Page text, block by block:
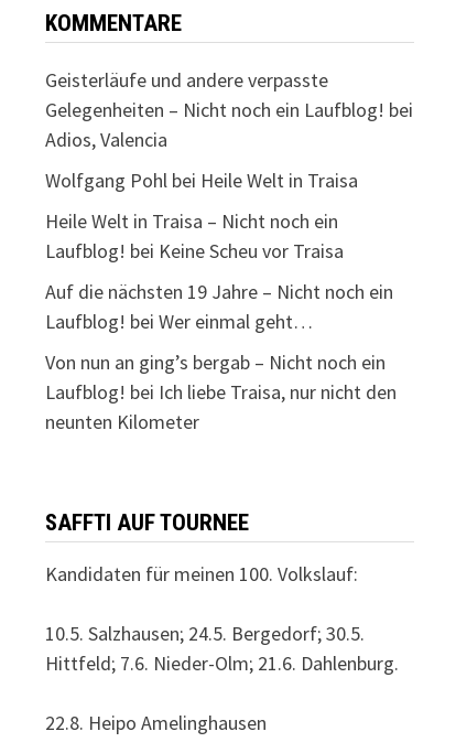
KOMMENTARE
Geisterläufe und andere verpasste
Gelegenheiten – Nicht noch ein Laufblog! bei
Adios, Valencia
Wolfgang Pohlbei Heile Welt in Traisa
Heile Welt in Traisa – Nicht noch ein
Laufblog! bei Keine Scheu vor Traisa
Auf die nächsten 19 Jahre – Nicht noch ein
Laufblog! bei Wer einmal geht…
Von nun an ging’s bergab – Nicht noch ein
Laufblog! bei Ich liebe Traisa, nur nicht den
neunten Kilometer
SAFFTI AUF TOURNEE
Kandidaten für meinen 100. Volkslauf:
10.5. Salzhausen; 24.5. Bergedorf; 30.5.
Hittfeld; 7.6. Nieder-Olm; 21.6. Dahlenburg.
22.8. Heipo Amelinghausen